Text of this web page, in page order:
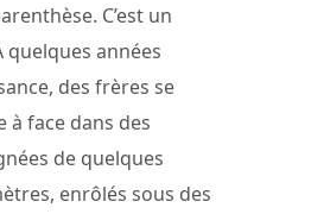
C’est un
quelques années
des frères se
à face dans des
de quelques
enrôlés sous des